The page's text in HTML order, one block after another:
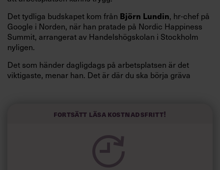
Det tydliga budskapet kom från Björn Lundin, hr-chef på
Google i Norden, när han pratade på Nordic Happiness
Summit, arrangerat av Handelshögskolan i Stockholm
nyligen.
Det som händer dagligdags på arbetsplatsen är det
viktigaste, menar han. Det är där du ska börja gräva
och höjt arbetsglädjen på Google:
Fortsätt läsa kostnadsfritt!